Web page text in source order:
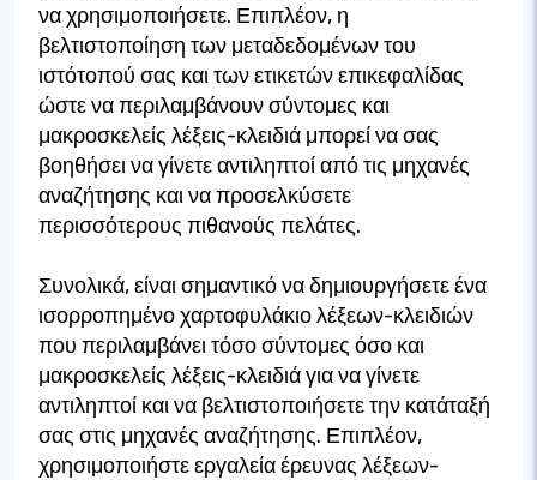
να χρησιμοποιήσετε. Επιπλέον, η
βελτιστοποίηση των μεταδεδομένων του
ιστότοπού σας και των ετικετών επικεφαλίδας
ώστε να περιλαμβάνουν σύντομες και
μακροσκελείς λέξεις-κλειδιά μπορεί να σας
βοηθήσει να γίνετε αντιληπτοί από τις μηχανές
αναζήτησης και να προσελκύσετε
περισσότερους πιθανούς πελάτες.
Συνολικά, είναι σημαντικό να δημιουργήσετε ένα
ισορροπημένο χαρτοφυλάκιο λέξεων-κλειδιών
που περιλαμβάνει τόσο σύντομες όσο και
μακροσκελείς λέξεις-κλειδιά για να γίνετε
αντιληπτοί και να βελτιστοποιήσετε την κατάταξή
σας στις μηχανές αναζήτησης. Επιπλέον,
χρησιμοποιήστε εργαλεία έρευνας λέξεων-